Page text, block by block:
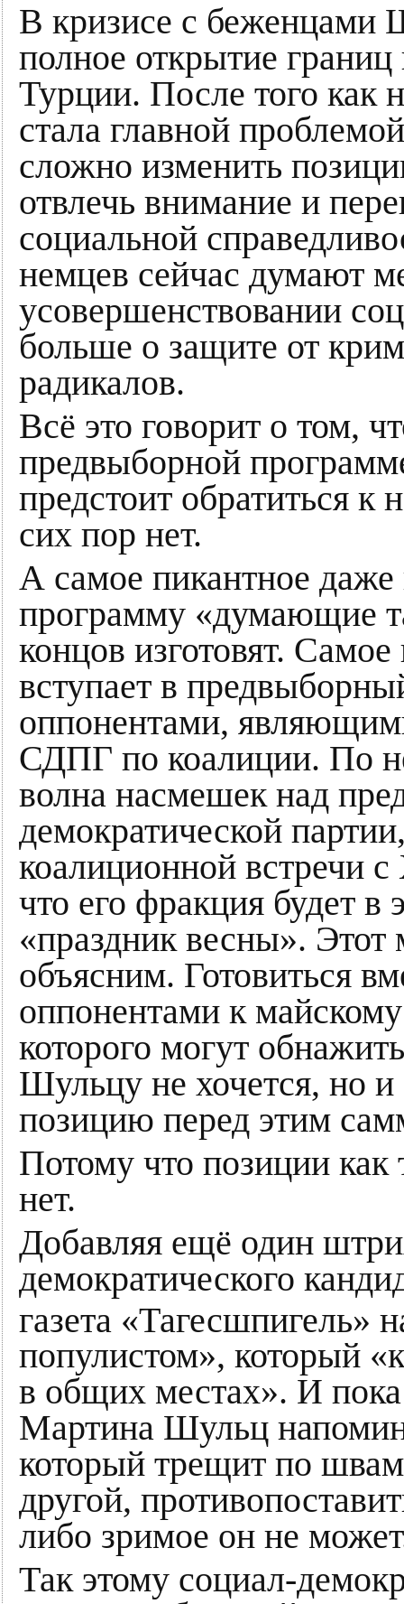
В кризисе с беженцами
полное открытие
Турции. После того как
стала главной
сложно изменить
отвлечь внимание и
социальной
немцев сейчас думают
усовершенствовании
больше о защите от
радикалов.
Всё это говорит о том,
предвыборной
предстоит обратиться
сих пор нет.
А самое пикантное
программу «думающие
концов изготовят.
вступает в
оппонентами,
СДПГ по коалиции. По
волна насмешек над
демократической
коалиционной встречи
что его фракция будет в
«праздник весны».
объясним. Готовиться
оппонентами к
которого могут
Шульцу не хочется, но и
позицию перед этим
Потому что позиции
нет.
Добавляя ещё один
демократического
газета «Тагесшпигель»
популистом», который
в общих местах». И
Мартина Шульц
который трещит по
другой,
либо зримое он не
Так этому социал-